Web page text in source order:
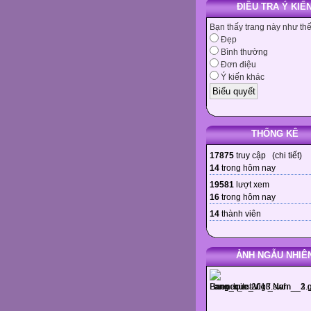
ĐIỀU TRA Ý KIẾN
Bạn thấy trang này như
Đẹp
Bình thường
Đơn điệu
Ý kiến khác
THỐNG KÊ
17875 truy cập (chi tiết)
14 trong hôm nay
19581 lượt xem
16 trong hôm nay
14 thành viên
ẢNH NGẪU